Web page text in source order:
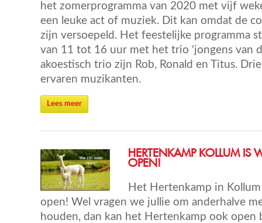
het zomerprogramma van 2020 met vijf
een leuke act of muziek. Dit kan omdat de
zijn versoepeld. Het feestelijke programma
van 11 tot 16 uur met het trio ‘jongens van
akoestisch trio zijn Rob, Ronald en Titus.
ervaren muzikanten.
Lees meer
HERTENKAMP KOLLUM IS
OPEN!
Het Hertenkamp in
open! Wel vragen we jullie om anderhalve
houden, dan kan het Hertenkamp ook